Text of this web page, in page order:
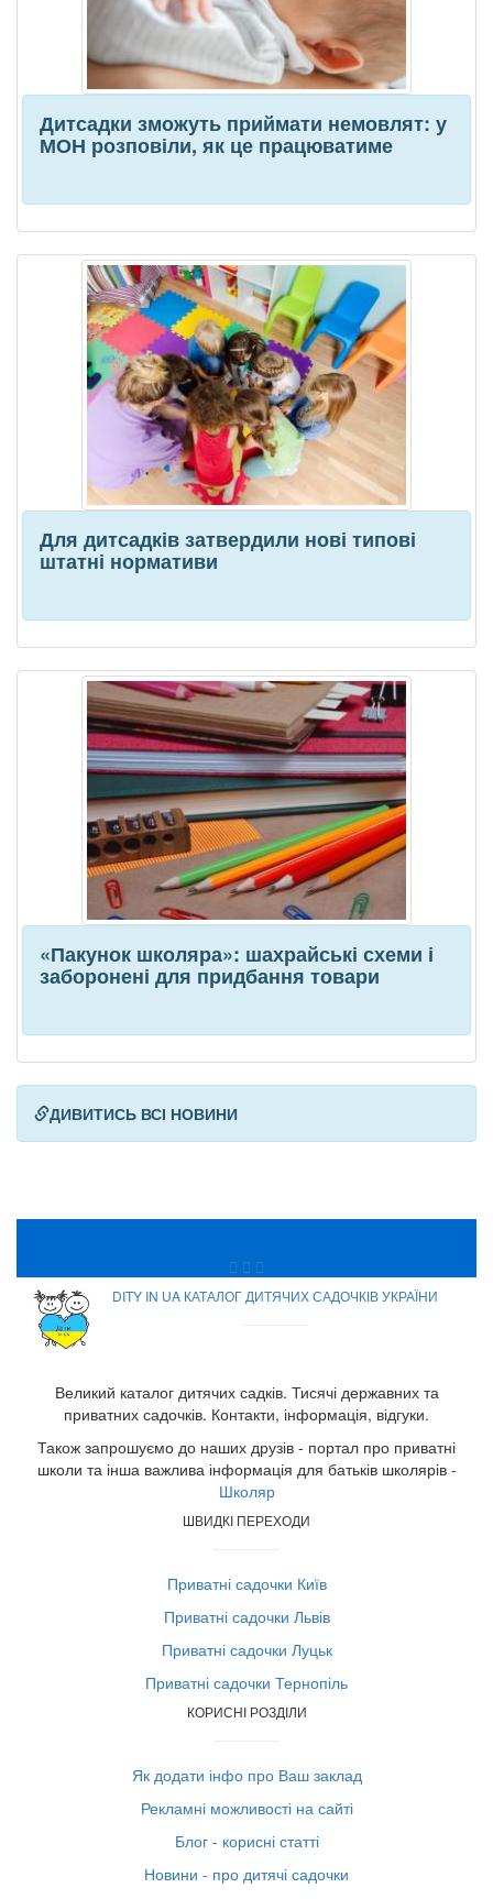
Дитсадки зможуть приймати немовлят: у
МОН розповіли, як це працюватиме
Для дитсадків затвердили нові типові
штатні нормативи
«Пакунок школяра»: шахрайські схеми і
заборонені для придбання товари
ДИВИТИСЬ ВСІ НОВИНИ
DITY IN UA КАТАЛОГ ДИТЯЧИХ САДОЧКІВ УКРАЇНИ
Великий каталог дитячих садків. Тисячі державних та
приватних садочків. Контакти, інформація, відгуки.
Також запрошуємо до наших друзів - портал про приватні
школи та інша важлива інформація для батьків школярів -
Школяр
ШВИДКІ ПЕРЕХОДИ
Приватні садочки Київ
Приватні садочки Львів
Приватні садочки Луцьк
Приватні садочки Тернопіль
КОРИСНІ РОЗДІЛИ
Як додати інфо про Ваш заклад
Рекламні можливості на сайті
Блог - корисні статті
Новини - про дитячі садочки